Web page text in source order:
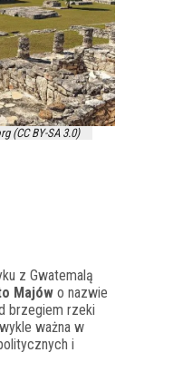
(CC BY-SA 3.0)
z Gwatemalą
Majów o nazwie
brzegiem rzeki
ważna w
i